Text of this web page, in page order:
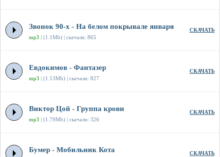
Звонок 90-х - На белом покрывале января
mp3 | (1.1Mb) | скачали: 865
СКАЧАТЬ
Евдокимов - Фантазер
mp3 | (1.13Mb) | скачали: 827
СКАЧАТЬ
Виктор Цой - Группа крови
mp3 | (1.79Mb) | скачали: 326
СКАЧАТЬ
Бумер - Мобильник Кота СКАЧАТЬ